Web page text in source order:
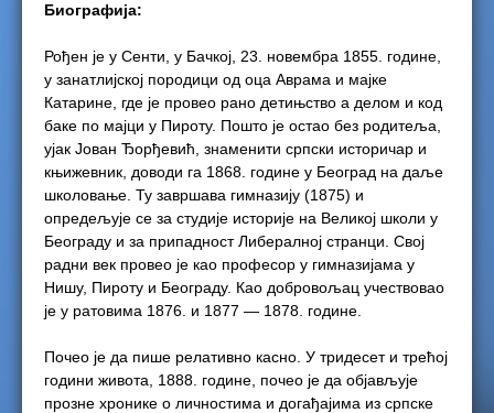
Биографија:
Рођен је у Сенти, у Бачкој, 23. новембра 1855. године,
у занатлијској породици од оца Аврама и мајке
Катарине, где је провео рано детињство а делом и код
баке по мајци у Пироту. Пошто је остао без родитеља,
ујак Јован Ђорђевић, знаменити српски историчар и
књижевник, доводи га 1868. године у Београд на даље
школовање. Ту завршава гимназију (1875) и
опредељује се за студије историје на Великој школи у
Београду и за припадност Либералној странци. Свој
радни век провео је као професор у гимназијама у
Нишу, Пироту и Београду. Као добровољац учествовао
је у ратовима 1876. и 1877 — 1878. године.
Почео је да пише релативно касно. У тридесет и трећој
години живота, 1888. године, почео је да објављује
прозне хронике о личностима и догађајима из српске